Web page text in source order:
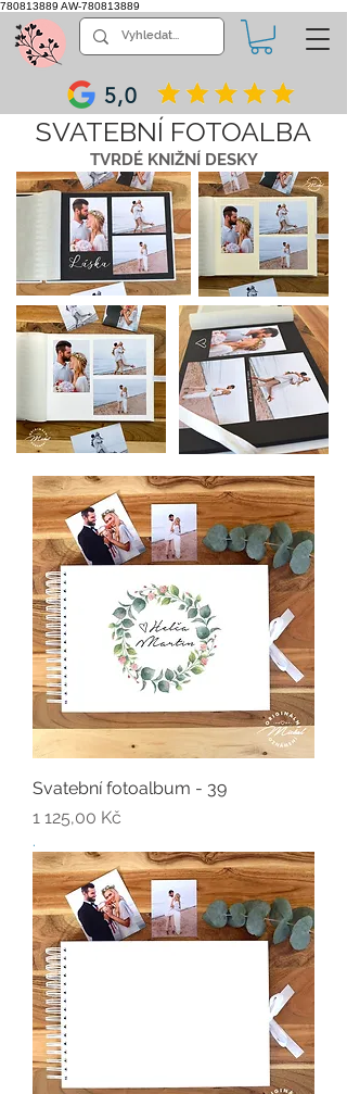
780813889 AW-780813889
5,0
SVATEBNÍ FOTOALBA
TVRDÉ KNIŽNÍ DESKY
Svatební fotoalbum - 39
Cena
1 125,00 Kč
.